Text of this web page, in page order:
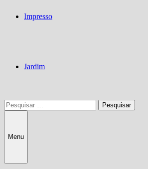
Impresso
Jardim
Pesquisar
por:
Menu